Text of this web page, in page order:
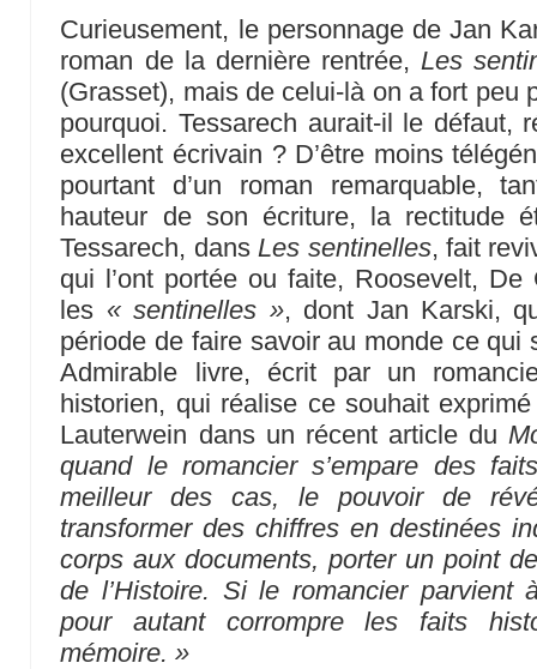
Curieusement, le personnage de Jan
roman de la dernière rentrée, Les
(Grasset), mais de celui-là on a fort peu
pourquoi. Tessarech aurait-il le défaut,
excellent écrivain ? D’être moins
pourtant d’un roman remarquable,
hauteur de son écriture, la rectitude
Tessarech, dans Les sentinelles, fait
qui l’ont portée ou faite, Roosevelt,
les « sentinelles », dont Jan Karski,
période de faire savoir au monde ce qui
Admirable livre, écrit par un
historien, qui réalise ce souhait
Lauterwein dans un récent article du
quand le romancier s’empare des
meilleur des cas, le pouvoir de
transformer des chiffres en destinées
corps aux documents, porter un point
de l’Histoire. Si le romancier parvient
pour autant corrompre les faits
mémoire. »